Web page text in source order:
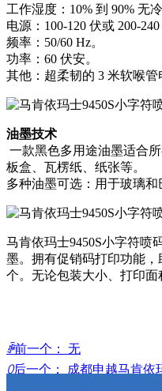
工作湿度：10% 到 90% 无冷
电源：100-120 伏或 200-
频率：50/60 Hz。
功率：60 伏安。
其他：超柔韧的 3 米软喉
油墨技术
一款黑色多用途油墨适合
板盒、瓦楞纸、纸张等。
多种油墨可选：用于玻璃
马肯依玛士9450S小字符喷
墨。拥有促销码打印功能
个。无论包装大小、打印
ꄴ前一个：
无
ꄲ后一个： 成都申越马肯依